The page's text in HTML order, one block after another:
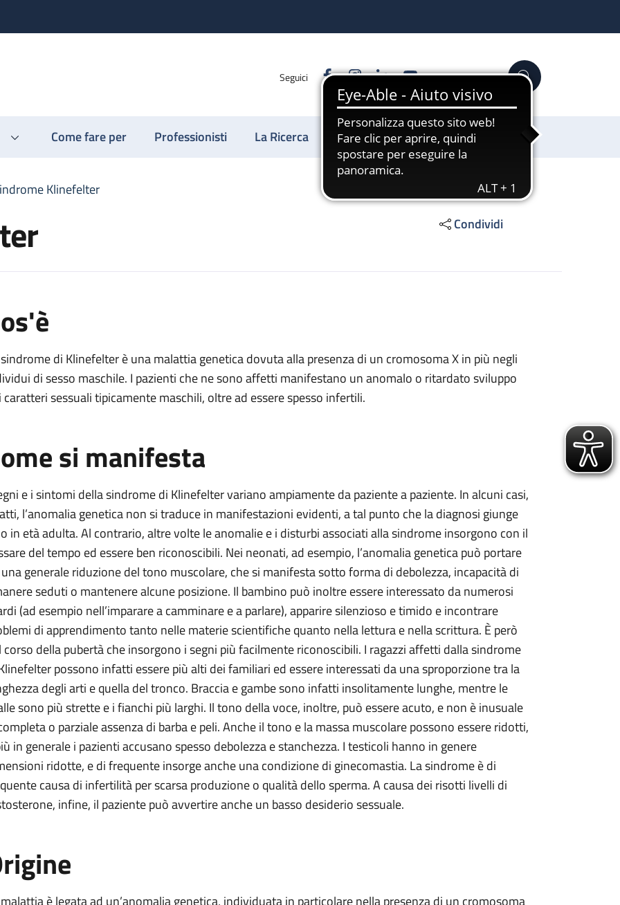
Seguici FacebookInstagram
LinkedinYouTube Cerca
Come fare per Professionisti La Ricerca Sostienici
Klinefelter
Condividi
di Klinefelter è una malattia genetica dovuta alla presenza di un cromosoma X in più negli
di sesso maschile. I pazienti che ne sono affetti manifestano un anomalo o ritardato sviluppo
caratteri sessuali tipicamente maschili, oltre ad essere spesso infertili.
si manifesta
e i sintomi della sindrome di Klinefelter variano ampiamente da paziente a paziente. In alcuni casi,
l’anomalia genetica non si traduce in manifestazioni evidenti, a tal punto che la diagnosi giunge
in età adulta. Al contrario, altre volte le anomalie e i disturbi associati alla sindrome insorgono con il
del tempo ed essere ben riconoscibili. Nei neonati, ad esempio, l’anomalia genetica può portare
generale riduzione del tono muscolare, che si manifesta sotto forma di debolezza, incapacità di
seduti o mantenere alcune posizione. Il bambino può inoltre essere interessato da numerosi
(ad esempio nell’imparare a camminare e a parlare), apparire silenzioso e timido e incontrare
di apprendimento tanto nelle materie scientifiche quanto nella lettura e nella scrittura. È però
corso della pubertà che insorgono i segni più facilmente riconoscibili. I ragazzi affetti dalla sindrome
possono infatti essere più alti dei familiari ed essere interessati da una sproporzione tra la
degli arti e quella del tronco. Braccia e gambe sono infatti insolitamente lunghe, mentre le
sono più strette e i fianchi più larghi. Il tono della voce, inoltre, può essere acuto, e non è inusuale
o parziale assenza di barba e peli. Anche il tono e la massa muscolare possono essere ridotti,
in generale i pazienti accusano spesso debolezza e stanchezza. I testicoli hanno in genere
ridotte, e di frequente insorge anche una condizione di ginecomastia. La sindrome è di
causa di infertilità per scarsa produzione o qualità dello sperma. A causa dei risotti livelli di
infine, il paziente può avvertire anche un basso desiderio sessuale.
è legata ad un’anomalia genetica, individuata in particolare nella presenza di un cromosoma